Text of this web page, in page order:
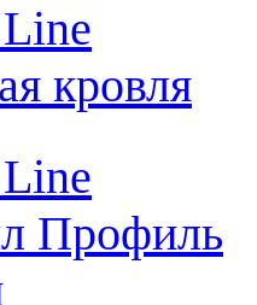
кровля
Профиль